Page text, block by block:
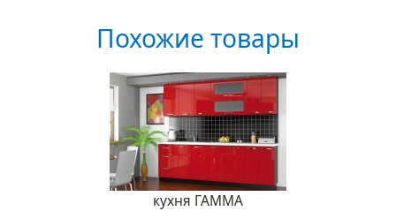
Похожие товары
кухня ГАММА